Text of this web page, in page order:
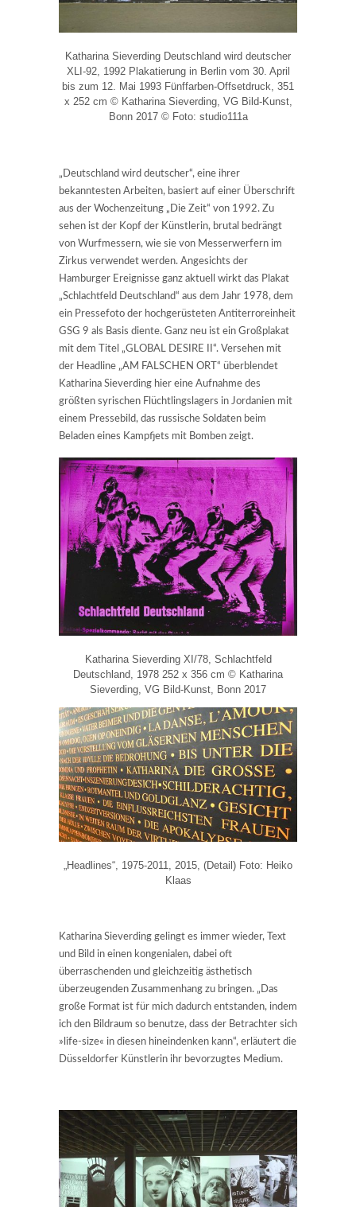
Katharina Sieverding Deutschland wird deutscher
XLI-92, 1992 Plakatierung in Berlin vom 30. April
bis zum 12. Mai 1993 Fünffarben-Offsetdruck, 351
x 252 cm © Katharina Sieverding, VG Bild-Kunst,
Bonn 2017 © Foto: studio111a
„Deutschland wird deutscher“, eine ihrer
bekanntesten Arbeiten, basiert auf einer Überschrift
aus der Wochenzeitung „Die Zeit“ von 1992. Zu
sehen ist der Kopf der Künstlerin, brutal bedrängt
von Wurfmessern, wie sie von Messerwerfern im
Zirkus verwendet werden. Angesichts der
Hamburger Ereignisse ganz aktuell wirkt das Plakat
„Schlachtfeld Deutschland“ aus dem Jahr 1978, dem
ein Pressefoto der hochgerüsteten Antiterroreinheit
GSG 9 als Basis diente. Ganz neu ist ein Großplakat
mit dem Titel „GLOBAL DESIRE II“. Versehen mit
der Headline „AM FALSCHEN ORT“ überblendet
Katharina Sieverding hier eine Aufnahme des
größten syrischen Flüchtlingslagers in Jordanien mit
einem Pressebild, das russische Soldaten beim
Beladen eines Kampfjets mit Bomben zeigt.
Katharina Sieverding XI/78, Schlachtfeld
Deutschland, 1978 252 x 356 cm © Katharina
Sieverding, VG Bild-Kunst, Bonn 2017
„Headlines“, 1975-2011, 2015, (Detail) Foto: Heiko
Klaas
Katharina Sieverding gelingt es immer wieder, Text
und Bild in einen kongenialen, dabei oft
überraschenden und gleichzeitig ästhetisch
überzeugenden Zusammenhang zu bringen. „Das
große Format ist für mich dadurch entstanden, indem
ich den Bildraum so benutze, dass der Betrachter sich
»life-size« in diesen hineindenken kann“, erläutert die
Düsseldorfer Künstlerin ihr bevorzugtes Medium.